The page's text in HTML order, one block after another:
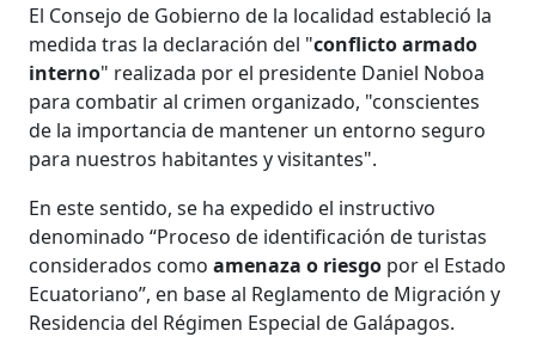
El Consejo de Gobierno de la localidad estableció la
medida tras la declaración del "conflicto armado
interno" realizada por el presidente Daniel Noboa
para combatir al crimen organizado, "conscientes
de la importancia de mantener un entorno seguro
para nuestros habitantes y visitantes".
En este sentido, se ha expedido el instructivo
denominado “Proceso de identificación de turistas
considerados como amenaza o riesgo por el Estado
Ecuatoriano”, en base al Reglamento de Migración y
Residencia del Régimen Especial de Galápagos.